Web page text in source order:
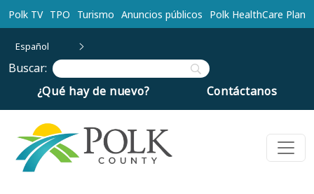
Ir al contenido principal
Polk TV TPO Turismo Anuncios públicos Polk HealthCare Plan
Español
Buscar:
¿Qué hay de nuevo?
Contáctanos